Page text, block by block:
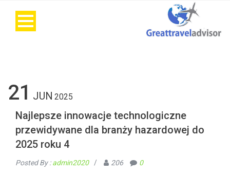
21 JUN 2025
Najlepsze innowacje technologiczne
przewidywane dla branży hazardowej do
2025 roku 4
Posted By :admin2020 / 206 0